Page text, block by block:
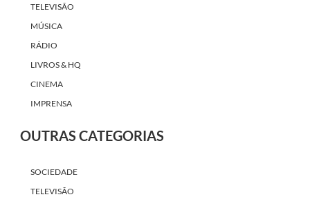
TELEVISÃO
MÚSICA
RÁDIO
LIVROS & HQ
CINEMA
IMPRENSA
OUTRAS CATEGORIAS
SOCIEDADE
TELEVISÃO